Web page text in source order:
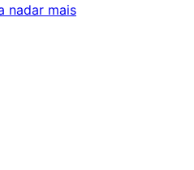
nadar mais